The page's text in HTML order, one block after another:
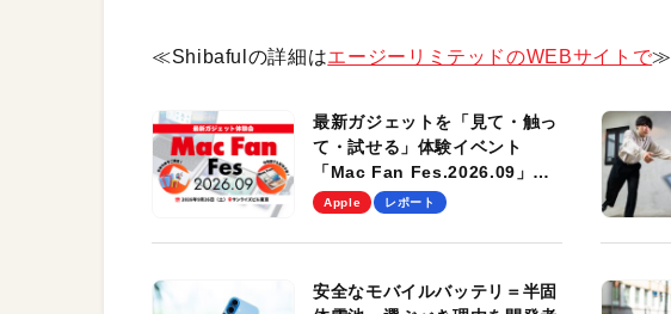
≪Shibafulの詳細はエージーリミテッドのWEBサイトで≫
最新ガジェットを「見て・触っ
て・試せる」体験イベント
「Mac Fan Fes.2026.09」
を、9月26日（土）に開催しま
Apple レポート
安全なモバイルバッテリ＝半固